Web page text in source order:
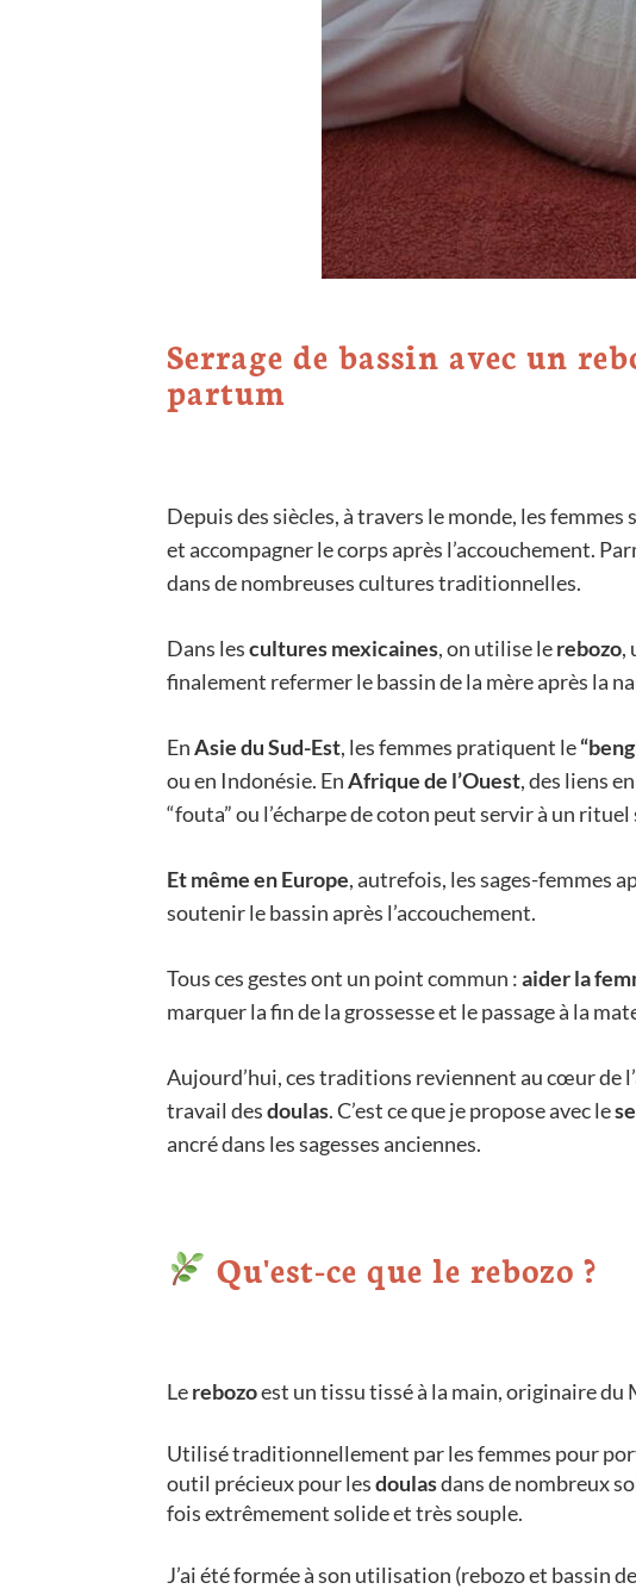
Serrage de bassin avec un
partum
Depuis des siècles, à travers le monde, les
et accompagner le corps après l’accouchement.
dans de nombreuses cultures traditionnelles.
Dans lescultures mexicaines, on utilise lerebozo,
finalement refermer le bassin de la mère après la
EnAsie du Sud-Est, les femmes pratiquent le
ou en Indonésie. EnAfrique de l’Ouest, des liens
“fouta” ou l’écharpe de coton peut servir à un
Et même en Europe, autrefois, les sages-femmes
soutenir le bassin après l’accouchement.
Tous ces gestes ont un point commun :aider la
marquer la fin de la grossesse et le passage à la
Aujourd’hui, ces traditions reviennent au cœur de
travail desdoulas. C’est ce que je propose avec le
ancré dans les sagesses anciennes.
Qu'est-ce que le rebozo ?
Lerebozoest un tissu tissé à la main, originaire du
Utilisé traditionnellement par les femmes pour
outil précieux pour lesdoulasdans de nombreux
fois extrêmement solide et très souple.
J’ai été formée à son utilisation (rebozo et bassin